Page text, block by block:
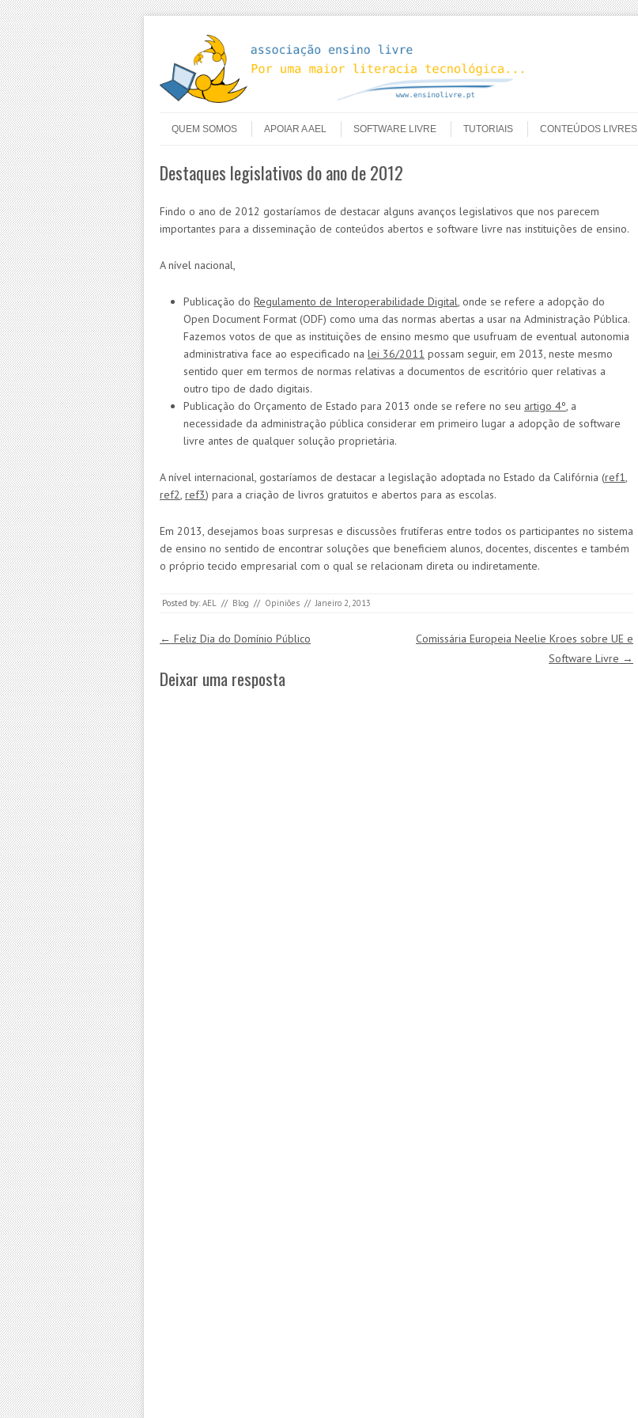
Menu
QUEM SOMOS
APOIAR A AEL SOFTWARE LIVRE TUTORIAIS CONTEÚDOS LIVRES
Destaques legislativos do ano de 2012
Findo o ano de 2012 gostaríamos de destacar alguns avanços legislativos que nos parecem
importantes para a disseminação de conteúdos abertos e software livre nas instituições de ensino.
A nível nacional,
Publicação do Regulamento de Interoperabilidade Digital, onde se refere a adopção do
Open Document Format (ODF) como uma das normas abertas a usar na Administração Pública.
Fazemos votos de que as instituições de ensino mesmo que usufruam de eventual autonomia
administrativa face ao especificado na lei 36/2011 possam seguir, em 2013, neste mesmo
sentido quer em termos de normas relativas a documentos de escritório quer relativas a
outro tipo de dado digitais.
Publicação do Orçamento de Estado para 2013 onde se refere no seu artigo 4º, a
necessidade da administração pública considerar em primeiro lugar a adopção de software
livre antes de qualquer solução proprietária.
A nível internacional, gostaríamos de destacar a legislação adoptada no Estado da Califórnia (ref1,
ref2, ref3) para a criação de livros gratuitos e abertos para as escolas.
Em 2013, desejamos boas surpresas e discussões frutíferas entre todos os participantes no sistema
de ensino no sentido de encontrar soluções que beneficiem alunos, docentes, discentes e também
o próprio tecido empresarial com o qual se relacionam direta ou indiretamente.
Posted by: AEL // Blog // Opiniões // Janeiro 2, 2013
Post navigation
← Feliz Dia do Domínio Público
Comissária Europeia Neelie Kroes sobre UE e
Software Livre →
Deixar uma resposta